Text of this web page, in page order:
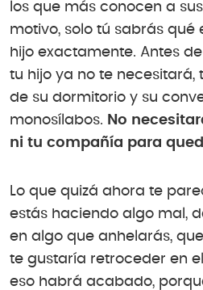
los que más conocen a
motivo, solo tú sabrás qué
hijo exactamente. Antes
tu hijo ya no te
de su dormitorio y su
monosílabos. No
ni tu compañía para
Lo que quizá ahora te
estás haciendo algo mal,
en algo que anhelarás,
te gustaría retroceder en
eso habrá acabado,